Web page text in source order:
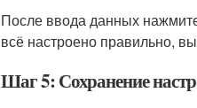
После ввода данных
всё настроено правильно,
Шаг 5: Сохранение